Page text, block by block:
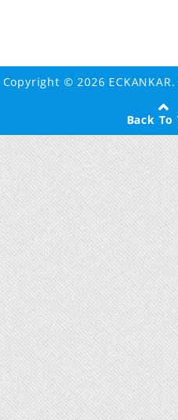
Copyright © 2026
Back To